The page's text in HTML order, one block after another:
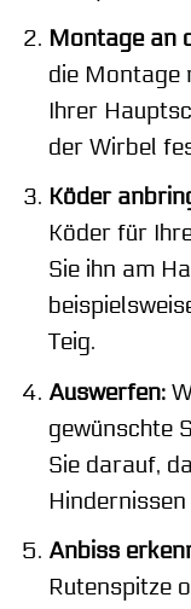
Montage an
die Montage
Ihrer
der Wirbel
Köder
Köder für
Sie ihn am
Teig.
Auswerfen:
gewünschte
Sie darauf,
Hindernissen
Anbiss
Rutenspitze